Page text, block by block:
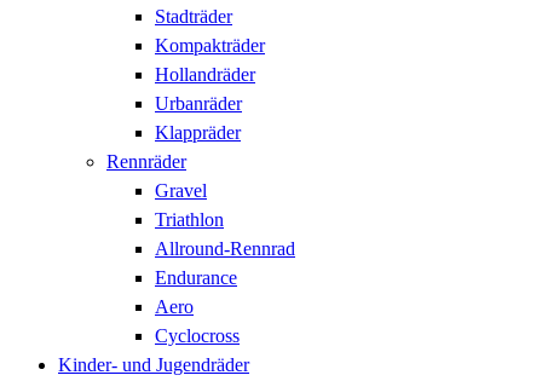
Stadträder
Kompakträder
Hollandräder
Urbanräder
Klappräder
Rennräder
Gravel
Triathlon
Allround-Rennrad
Endurance
Aero
Cyclocross
Kinder- und Jugendräder